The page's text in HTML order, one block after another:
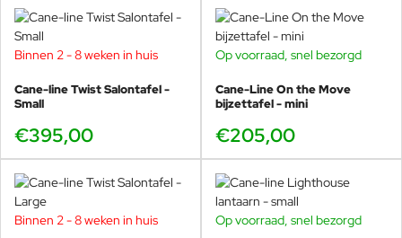
Binnen 2 - 8 weken in huis
Cane-line Twist Salontafel -
Small
€395,00
Op voorraad, snel bezorgd
Cane-Line On the Move
bijzettafel - mini
€205,00
Binnen 2 - 8 weken in huis Op voorraad, snel bezorgd